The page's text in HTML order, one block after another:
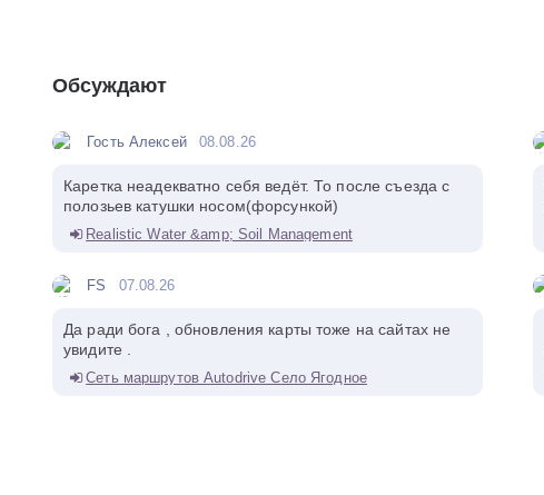
Обсуждают
Гость Алексей 08.08.26
Каретка неадекватно себя ведёт. То после съезда с
полозьев катушки носом(форсункой)
Realistic Water &amp; Soil Management
FS 07.08.26
Да ради бога , обновления карты тоже на сайтах не
увидите .
Сеть маршрутов Autodrive Село Ягодное